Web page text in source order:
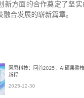
新方面的合作奠定了坚
合发展的崭新篇章。
网思科技：回首2025，AI硕果盈
新程
2025-12-30